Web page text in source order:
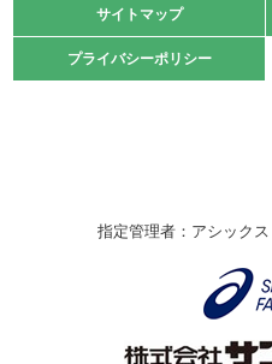
緑ケ丘体育館
2021.10.23
卓球選手権大会ラージボール
伊丹市総合体育大会 バレー
なわとびイベントを開催し
サイトマップ
プライバシーポリシー
サイトマップ
プライバシーポリシー
指定管理者：アシック